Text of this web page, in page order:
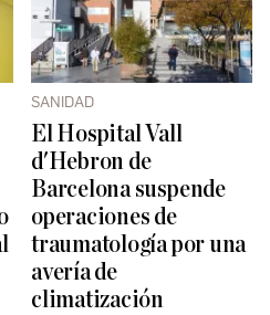
SANIDAD
El Hospital Vall
d'Hebron de
Barcelona suspende
operaciones de
traumatología por una
avería de
climatización